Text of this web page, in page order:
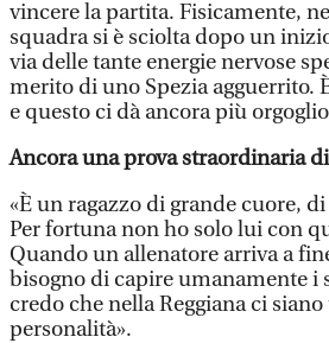
vincere la partita. Fisicamente,
squadra si è sciolta dopo un
via delle tante energie nervose
merito di uno Spezia agguerrito.
e questo ci dà ancora più
Ancora una prova straordinaria
«È un ragazzo di grande cuore,
Per fortuna non ho solo lui con
Quando un allenatore arriva a
bisogno di capire umanamente i
credo che nella Reggiana ci
personalità».